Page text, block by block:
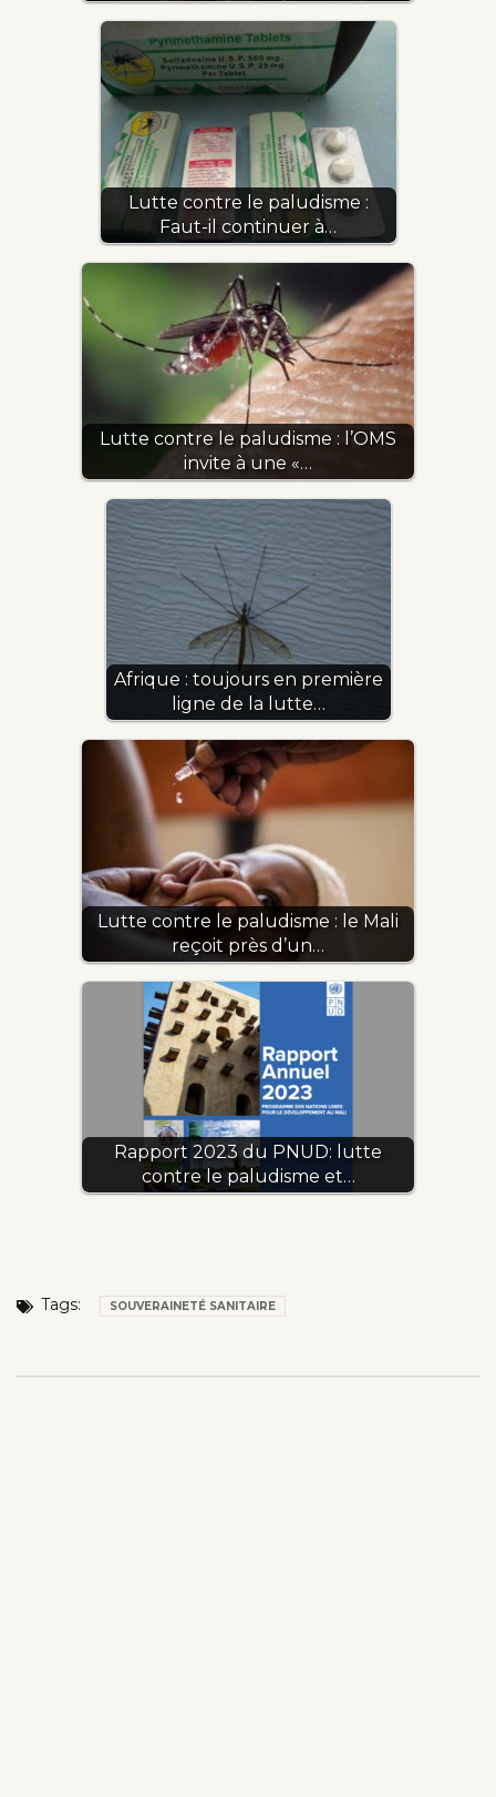
Lutte contre le paludisme :
Faut-il continuer à…
Lutte contre le paludisme : l’OMS
invite à une «…
Afrique : toujours en première
ligne de la lutte…
Lutte contre le paludisme : le Mali
reçoit près d’un…
Rapport 2023 du PNUD: lutte
contre le paludisme et…
Tags: SOUVERAINETÉ SANITAIRE